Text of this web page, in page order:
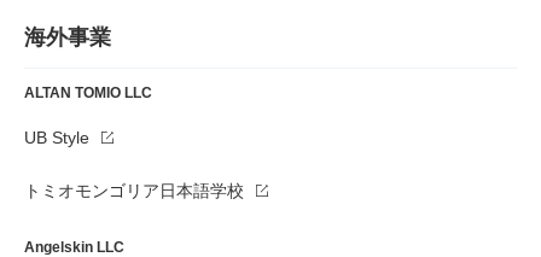
海外事業
ALTAN TOMIO LLC
UB Style
トミオモンゴリア日本語学校
Angelskin LLC